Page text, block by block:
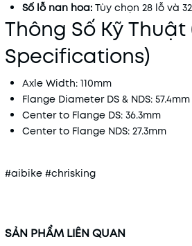
Số lỗ nan hoa: Tùy chọn 28 lỗ và
Thông Số Kỹ Thuật
Specifications)
Axle Width: 110mm
Flange Diameter DS & NDS: 57.4mm
Center to Flange DS: 36.3mm
Center to Flange NDS: 27.3mm
#aibike #chrisking
SẢN PHẨM LIÊN QUAN